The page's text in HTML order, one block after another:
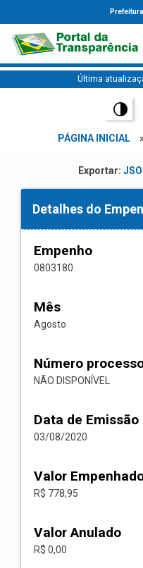
Última
PÁGINA INICIAL
Exportar:
Detalhes do
Empenho
0803180
Mês
Agosto
Número
NÃO DISPONÍVEL
Data de Emissão
03/08/2020
Valor
R$ 778,95
Valor Anulado
R$ 0,00